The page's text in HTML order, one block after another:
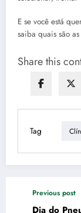
E se você está
saiba quais são
Share this
Tag
Previous post
Dia do